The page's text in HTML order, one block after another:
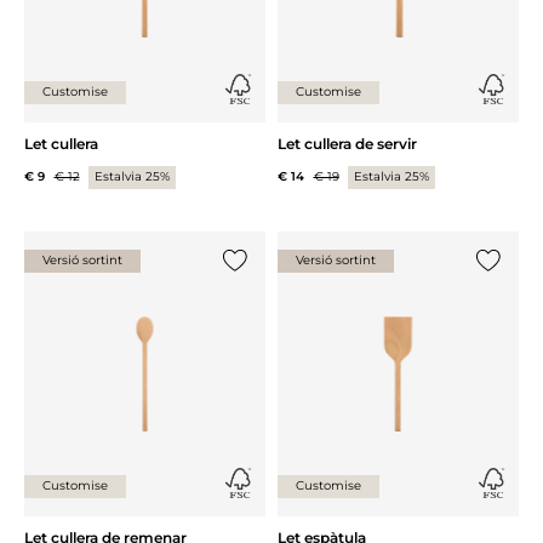
Customise
Let cullera
€ 9 € 12 Estalvia 25%
Customise
Let cullera de servir
€ 14 € 19 Estalvia 25%
Versió sortint
Customise
Let cullera de remenar
Versió sortint
Customise
Let espàtula